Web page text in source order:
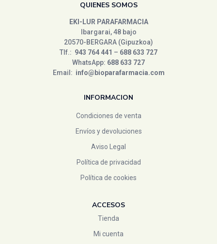
QUIENES SOMOS
EKI-LUR PARAFARMACIA
Ibargarai, 48 bajo
20570-BERGARA (Gipuzkoa)
Tlf.: 943 764 441 – 688 633 727
WhatsApp: 688 633 727
Email: info@bioparafarmacia.com
INFORMACION
Condiciones de venta
Envíos y devoluciones
Aviso Legal
Política de privacidad
Política de cookies
ACCESOS
Tienda
Mi cuenta